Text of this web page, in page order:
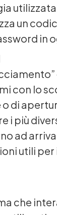
un
in
con lo
o di
i più
ad
utili
che